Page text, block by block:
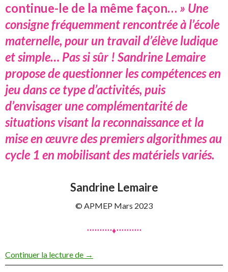
continue-le de la même façon… » Une
consigne fréquemment rencontrée à l’école
maternelle, pour un travail d’élève ludique
et simple… Pas si sûr ! Sandrine Lemaire
propose de questionner les compétences en
jeu dans ce type d’activités, puis
d’envisager une complémentarité de
situations visant la reconnaissance et la
mise en œuvre des premiers algorithmes au
cycle 1 en mobilisant des matériels variés.
Sandrine Lemaire
© APMEP Mars 2023
⋅⋅⋅⋅⋅⋅⋅⋅⋅⋅♦⋅⋅⋅⋅⋅⋅⋅⋅⋅⋅
Continuer la lecture de Suites logiques en maternelle
→